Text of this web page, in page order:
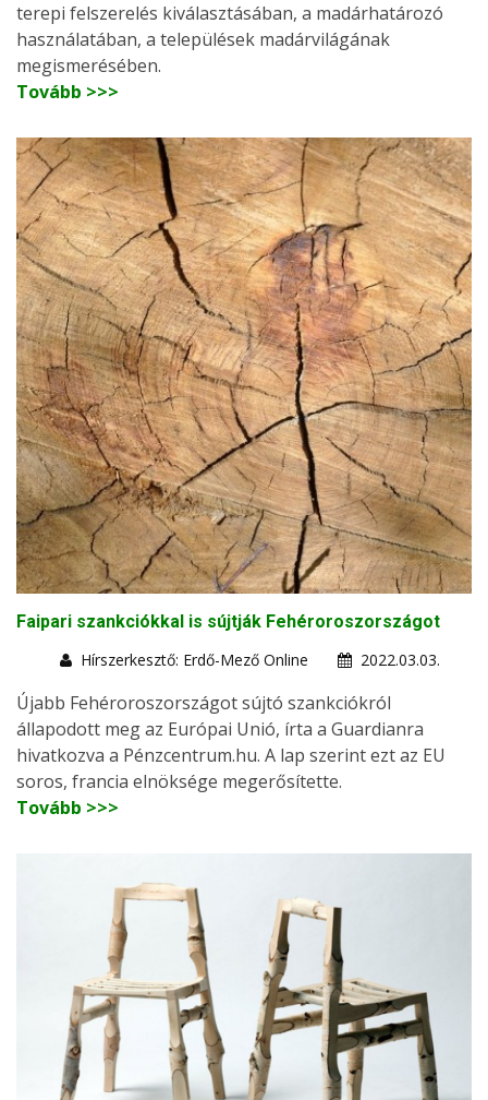
terepi felszerelés kiválasztásában, a madárhatározó
használatában, a települések madárvilágának
megismerésében.
Tovább >>>
Faipari szankciókkal is sújtják Fehéroroszországot
Hírszerkesztő: Erdő-Mező Online
2022.03.03.
Újabb Fehéroroszországot sújtó szankciókról
állapodott meg az Európai Unió, írta a Guardianra
hivatkozva a Pénzcentrum.hu. A lap szerint ezt az EU
soros, francia elnöksége megerősítette.
Tovább >>>